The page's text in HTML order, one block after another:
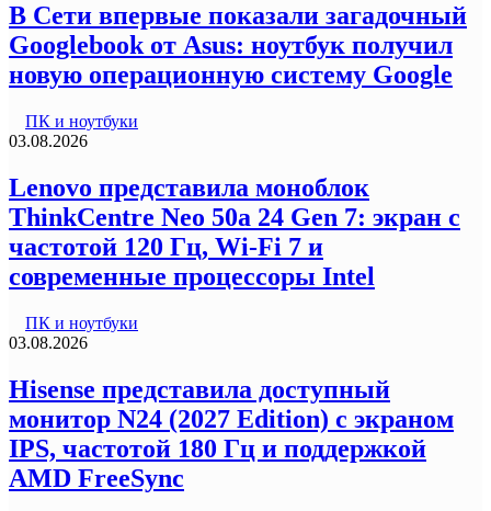
В Сети впервые показали загадочный
Googlebook от Asus: ноутбук получил
новую операционную систему Google
ПК и ноутбуки
03.08.2026
Lenovo представила моноблок
ThinkCentre Neo 50a 24 Gen 7: экран с
частотой 120 Гц, Wi-Fi 7 и
современные процессоры Intel
ПК и ноутбуки
03.08.2026
Hisense представила доступный
монитор N24 (2027 Edition) с экраном
IPS, частотой 180 Гц и поддержкой
AMD FreeSync